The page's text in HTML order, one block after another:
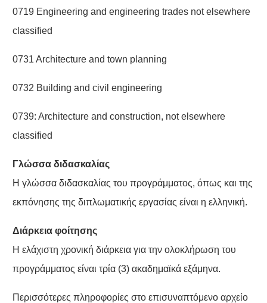
0719 Engineering and engineering trades not elsewhere
classified
0731 Architecture and town planning
0732 Building and civil engineering
0739: Architecture and construction, not elsewhere
classified
Γλώσσα διδασκαλίας
Η γλώσσα διδασκαλίας του προγράμματος, όπως και της
εκπόνησης της διπλωματικής εργασίας είναι η ελληνική.
Διάρκεια φοίτησης
Η ελάχιστη χρονική διάρκεια για την ολοκλήρωση του
προγράμματος είναι τρία (3) ακαδημαϊκά εξάμηνα.
Περισσότερες πληροφορίες στο επισυναπτόμενο αρχείο